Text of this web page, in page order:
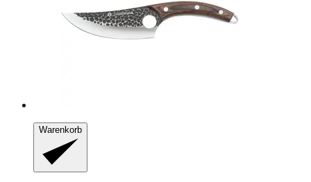
Warenkorb